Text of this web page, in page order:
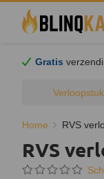
Gratis
Home RVS
RVS